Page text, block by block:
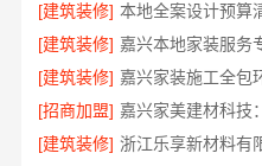
[建筑装修]
[建筑装修]
[建筑装修]
[招商加盟] 嘉兴家美建材科技
[建筑装修]